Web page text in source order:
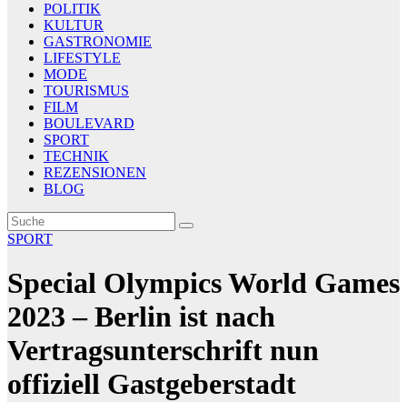
POLITIK
KULTUR
GASTRONOMIE
LIFESTYLE
MODE
TOURISMUS
FILM
BOULEVARD
SPORT
TECHNIK
REZENSIONEN
BLOG
SPORT
Special Olympics World Games
2023 – Berlin ist nach
Vertragsunterschrift nun
offiziell Gastgeberstadt